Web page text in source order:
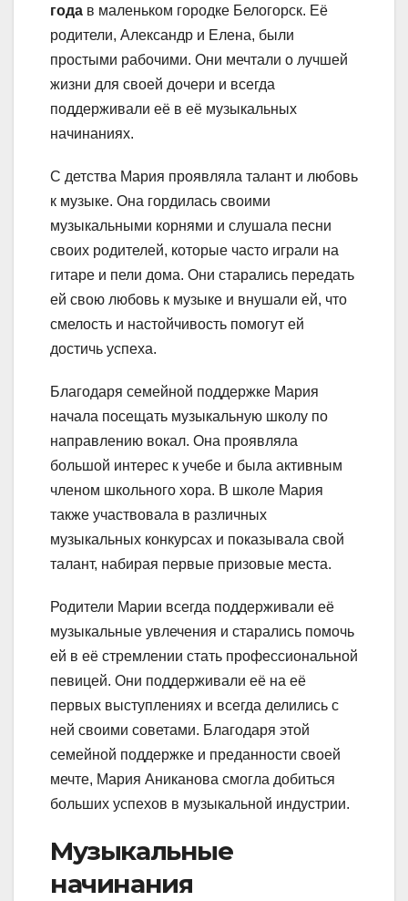
года в маленьком городке Белогорск. Её
родители, Александр и Елена, были
простыми рабочими. Они мечтали о лучшей
жизни для своей дочери и всегда
поддерживали её в её музыкальных
начинаниях.
С детства Мария проявляла талант и любовь
к музыке. Она гордилась своими
музыкальными корнями и слушала песни
своих родителей, которые часто играли на
гитаре и пели дома. Они старались передать
ей свою любовь к музыке и внушали ей, что
смелость и настойчивость помогут ей
достичь успеха.
Благодаря семейной поддержке Мария
начала посещать музыкальную школу по
направлению вокал. Она проявляла
большой интерес к учебе и была активным
членом школьного хора. В школе Мария
также участвовала в различных
музыкальных конкурсах и показывала свой
талант, набирая первые призовые места.
Родители Марии всегда поддерживали её
музыкальные увлечения и старались помочь
ей в её стремлении стать профессиональной
певицей. Они поддерживали её на её
первых выступлениях и всегда делились с
ней своими советами. Благодаря этой
семейной поддержке и преданности своей
мечте, Мария Аниканова смогла добиться
больших успехов в музыкальной индустрии.
Музыкальные
начинания